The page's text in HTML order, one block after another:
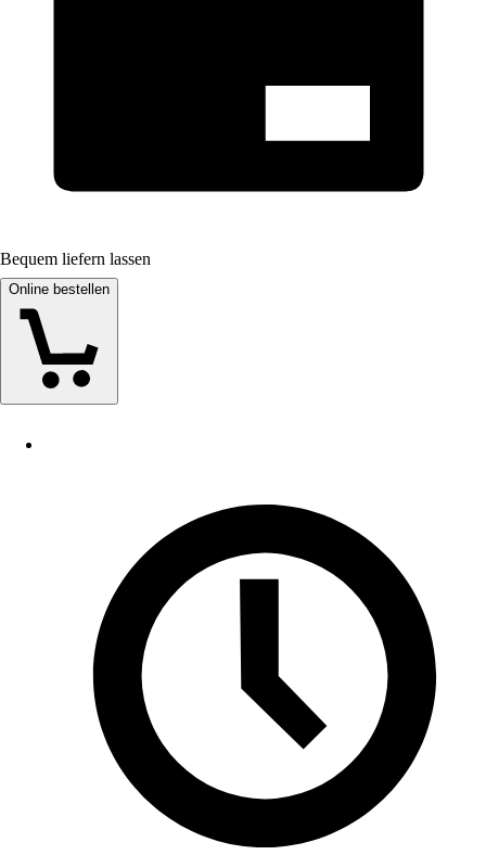
Bequem liefern lassen
Online bestellen